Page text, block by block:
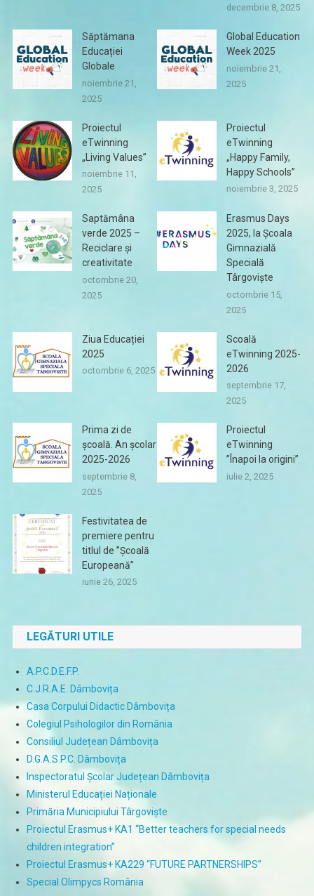
decembrie 8, 2025
Săptămana
Educației
Globale
noiembrie 21,
2025
Global Education
Week 2025
noiembrie 21,
2025
Proiectul
eTwinning
„Living Values”
noiembrie 11,
2025
Proiectul
eTwinning
„Happy Family,
Happy Schools”
noiembrie 3, 2025
Saptămâna
verde 2025 –
Reciclare și
creativitate
octombrie 20,
2025
Erasmus Days
2025, la Școala
Gimnazială
Specială
Târgoviște
octombrie 15,
2025
Ziua Educației
2025
octombrie 6, 2025
Scoală
eTwinning 2025-
2026
septembrie 17,
2025
Prima zi de
școală. An școlar
2025-2026
septembrie 8,
2025
Proiectul
eTwinning
”Înapoi la origini”
iulie 2, 2025
Festivitatea de
premiere pentru
titlul de ”Școală
Europeană”
iunie 26, 2025
LEGĂTURI UTILE
A.P.C.D.E.F.P.
C.J.R.A.E. Dâmbovița
Casa Corpului Didactic Dâmbovița
Colegiul Psihologilor din România
Consiliul Județean Dâmbovița
D.G.A.S.P.C. Dâmbovița
Inspectoratul Școlar Județean Dâmbovița
Ministerul Educației Naționale
Primăria Municipiului Târgoviște
Proiectul Erasmus+ KA1 “Better teachers for special needs
children integration”
Proiectul Erasmus+ KA229 “FUTURE PARTNERSHIPS”
Special Olimpycs România